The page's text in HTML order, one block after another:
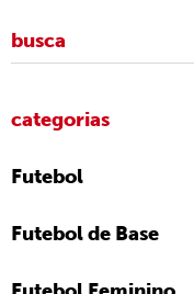
categorias
Futebol
Futebol de Base